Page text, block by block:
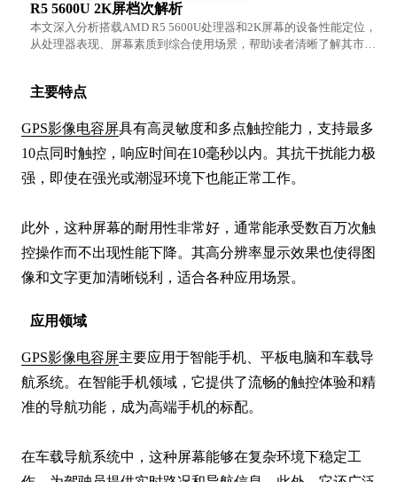
R5 5600U 2K屏档次解析
本文深入分析搭载AMD R5 5600U处理器和2K屏幕的设备性能定位，
从处理器表现、屏幕素质到综合使用场景，帮助读者清晰了解其市场
主要特点
GPS影像电容屏具有高灵敏度和多点触控能力，支持最多
10点同时触控，响应时间在10毫秒以内。其抗干扰能力极
强，即使在强光或潮湿环境下也能正常工作。
此外，这种屏幕的耐用性非常好，通常能承受数百万次触
控操作而不出现性能下降。其高分辨率显示效果也使得图
像和文字更加清晰锐利，适合各种应用场景。
应用领域
GPS影像电容屏主要应用于智能手机、平板电脑和车载导
航系统。在智能手机领域，它提供了流畅的触控体验和精
准的导航功能，成为高端手机的标配。
在车载导航系统中，这种屏幕能够在复杂环境下稳定工